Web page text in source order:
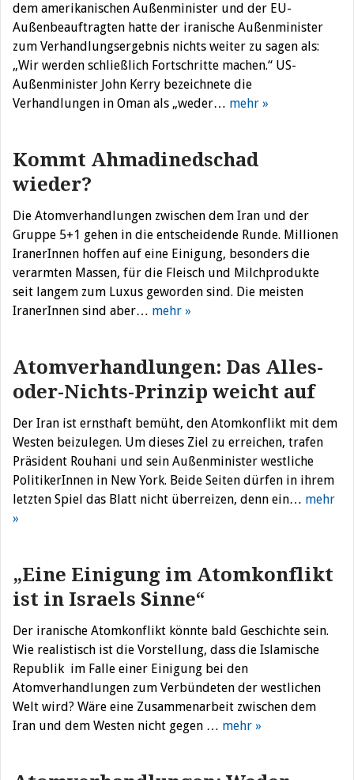
dem amerikanischen Außenminister und der EU-
Außenbeauftragten hatte der iranische Außenminister
zum Verhandlungsergebnis nichts weiter zu sagen als:
„Wir werden schließlich Fortschritte machen.“ US-
Außenminister John Kerry bezeichnete die
Verhandlungen in Oman als „weder… mehr »
Kommt Ahmadinedschad
wieder?
Die Atomverhandlungen zwischen dem Iran und der
Gruppe 5+1 gehen in die entscheidende Runde. Millionen
IranerInnen hoffen auf eine Einigung, besonders die
verarmten Massen, für die Fleisch und Milchprodukte
seit langem zum Luxus geworden sind. Die meisten
IranerInnen sind aber… mehr »
Atomverhandlungen: Das Alles-
oder-Nichts-Prinzip weicht auf
Der Iran ist ernsthaft bemüht, den Atomkonflikt mit dem
Westen beizulegen. Um dieses Ziel zu erreichen, trafen
Präsident Rouhani und sein Außenminister westliche
PolitikerInnen in New York. Beide Seiten dürfen in ihrem
letzten Spiel das Blatt nicht überreizen, denn ein… mehr
»
„Eine Einigung im Atomkonflikt
ist in Israels Sinne“
Der iranische Atomkonflikt könnte bald Geschichte sein.
Wie realistisch ist die Vorstellung, dass die Islamische
Republik im Falle einer Einigung bei den
Atomverhandlungen zum Verbündeten der westlichen
Welt wird? Wäre eine Zusammenarbeit zwischen dem
Iran und dem Westen nicht gegen … mehr »